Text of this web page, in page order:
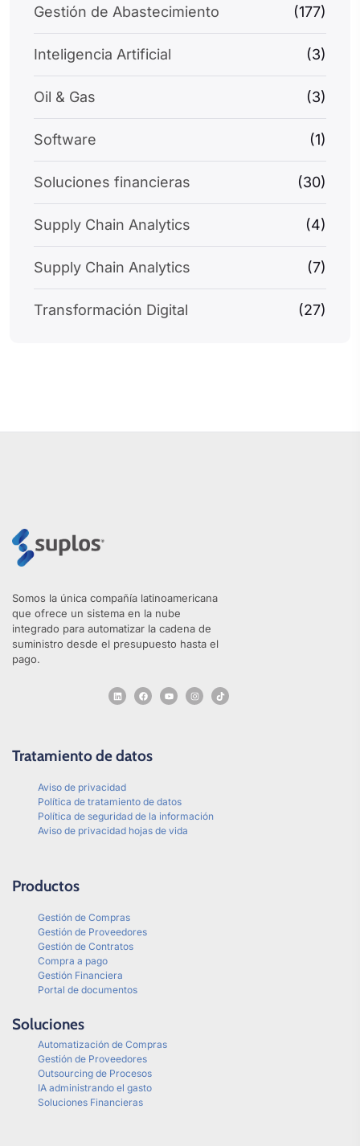
Gestión de Abastecimiento (177)
Inteligencia Artificial (3)
Oil & Gas (3)
Software (1)
Soluciones financieras (30)
Supply Chain Analytics (4)
Supply Chain Analytics (7)
Transformación Digital (27)
Somos la única compañía latinoamericana
que ofrece un sistema en la nube
integrado para automatizar la cadena de
suministro desde el presupuesto hasta el
pago.
Tratamiento de datos
Aviso de privacidad
Política de tratamiento de datos
Política de seguridad de la información
Aviso de privacidad hojas de vida
Productos
Gestión de Compras
Gestión de Proveedores
Gestión de Contratos
Compra a pago
Gestión Financiera
Portal de documentos
Soluciones
Automatización de Compras
Gestión de Proveedores
Outsourcing de Procesos
IA administrando el gasto
Soluciones Financieras